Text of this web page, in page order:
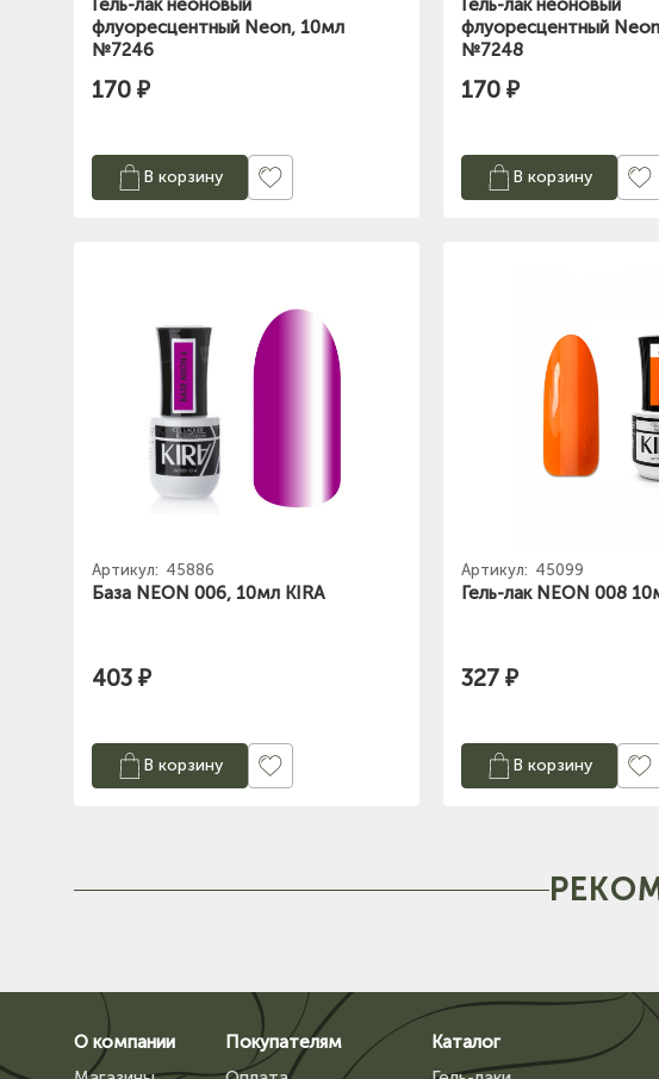
Гель-лак неоновый
флуоресцентный Neon, 10мл
№7246
170 ₽
В корзину
Гель-лак неоновый
флуоресцентный
№7248
170 ₽
В корзину
Артикул: 45886
База NEON 006, 10мл KIRA
403 ₽
В корзину
Артикул: 45099
Гель-лак NEON 008
327 ₽
В корзину
О компании
Покупателям
Каталог